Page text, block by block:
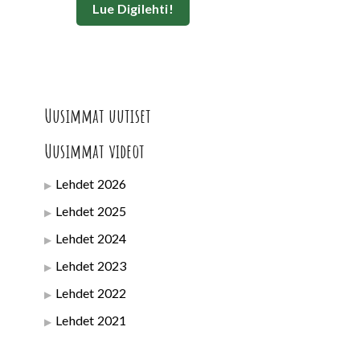
Lue Digilehti!
Uusimmat uutiset
Uusimmat videot
Lehdet 2026
Lehdet 2025
Lehdet 2024
Lehdet 2023
Lehdet 2022
Lehdet 2021